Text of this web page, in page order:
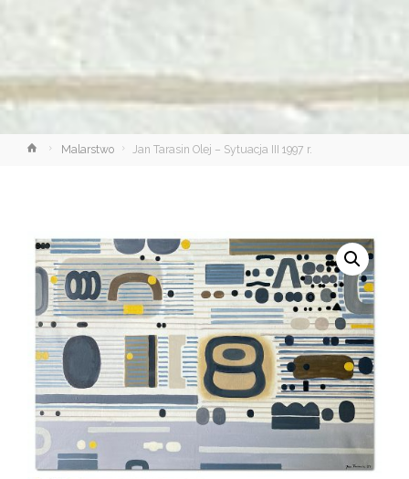
StronaMalarstwo Jan Tarasin Olej – Sytuacja III 1997 r.